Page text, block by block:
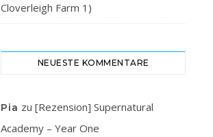
Cloverleigh Farm 1)
NEUESTE KOMMENTARE
Pia zu [Rezension] Supernatural
Academy – Year One